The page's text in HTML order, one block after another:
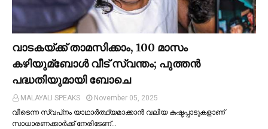
വാടകയ്ക്ക് താമസിക്കാം, 100 മാസം
കഴിയുമ്ബോള്‍ വീട് സ്വന്തം; പുത്തന്‍
പദ്ധതിയുമായി ബോചെ
MALAYALI SPEAKS
November 05, 2025
വീടെന്ന സ്വപ്‌നം യാഥാര്‍ത്ഥ്യമാക്കാന്‍ വലിയ കഷ്ടപ്പാടുകളാണ്
സാധാരണക്കാര്‍ക്ക് നേരിടേണ്…